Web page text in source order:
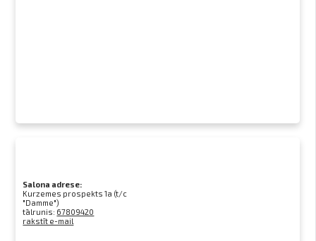
Salona adrese:
Kurzemes prospekts 1a (t/c
"Damme")
tālrunis: 67809420
rakstīt e-mail